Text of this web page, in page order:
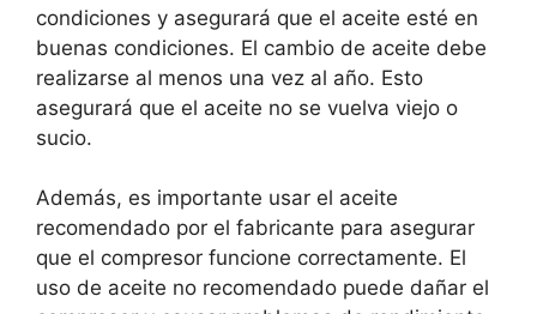
condiciones y asegurará que el aceite esté en
buenas condiciones. El cambio de aceite debe
realizarse al menos una vez al año. Esto
asegurará que el aceite no se vuelva viejo o
sucio.
Además, es importante usar el aceite
recomendado por el fabricante para asegurar
que el compresor funcione correctamente. El
uso de aceite no recomendado puede dañar el